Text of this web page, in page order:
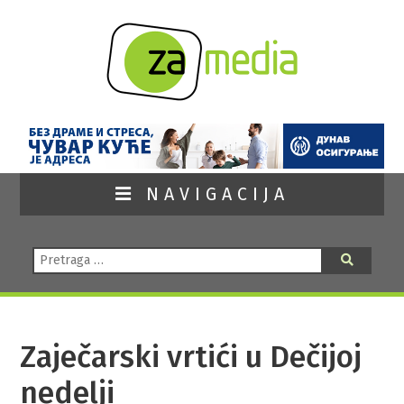
NAVIGACIJA
Pretraga:
Zaječarski vrtići u Dečijoj
nedelji